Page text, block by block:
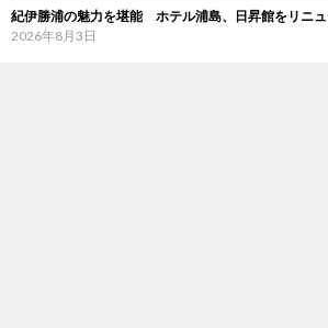
紀伊勝浦の魅力を堪能 ホテル浦島、日昇館をリニ
2026年8月3日